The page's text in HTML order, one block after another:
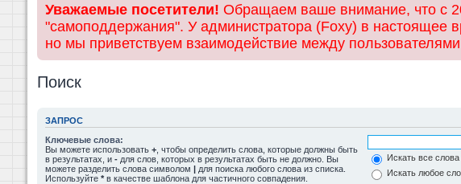
Уважаемые посетители! Обращаем ваше внимание, что с
"самоподдержания". У администратора (Foxy) в настоящее
но мы приветствуем взаимодействие между пользователями
Поиск
ЗАПРОС
Ключевые слова:
Вы можете использовать + , чтобы определить слова, которые должны быть
в результатах, и - для слов, которых в результатах быть не должно. Вы
можете разделить слова символом | для поиска любого слова из списка.
Используйте * в качестве шаблона для частичного совпадения.
Искать все слова
Искать любое